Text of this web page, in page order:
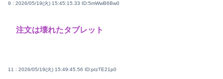
9 : 2026/05/19(火) 15:45:15.33 ID:5mWwB6Bw0
注文は壊れたタブレット
11 : 2026/05/19(火) 15:49:45.56 ID:ptzTE21p0